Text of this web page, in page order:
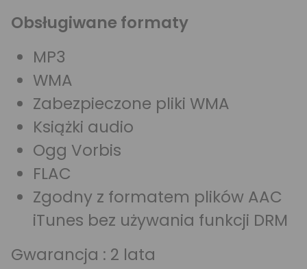
Obsługiwane formaty
MP3
WMA
Zabezpieczone pliki WMA
Książki audio
Ogg Vorbis
FLAC
Zgodny z formatem plików AAC
iTunes bez używania funkcji DRM
Gwarancja : 2 lata